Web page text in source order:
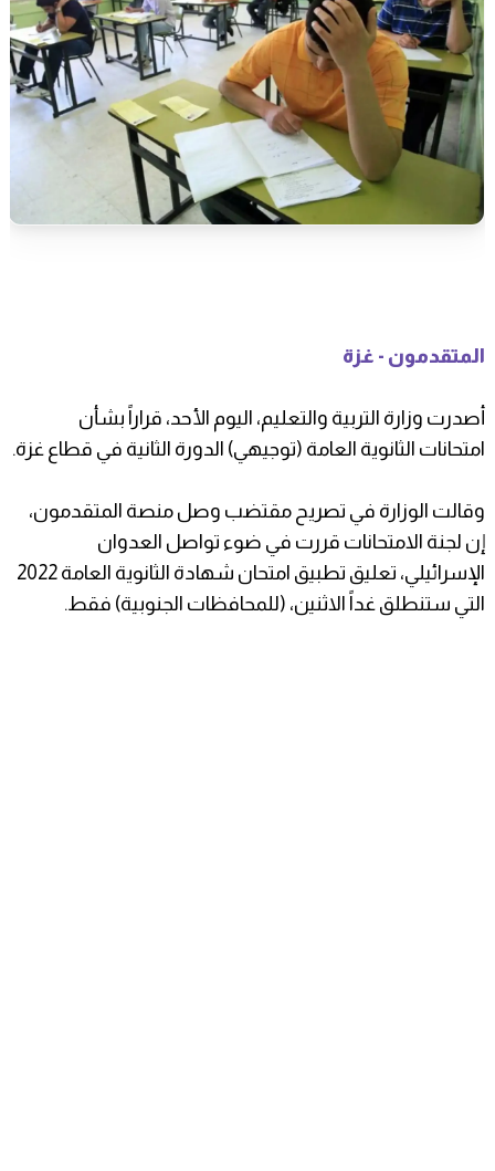
المتقدمون - غزة
أصدرت وزارة التربية والتعليم، اليوم الأحد، قراراً بشأن
امتحانات الثانوية العامة (توجيهي) الدورة الثانية في قطاع غزة.
وقالت الوزارة في تصريح مقتضب وصل منصة المتقدمون،
إن لجنة الامتحانات قررت في ضوء تواصل العدوان
الإسرائيلي، تعليق تطبيق امتحان شهادة الثانوية العامة 2022
التي ستنطلق غداً الاثنين، (للمحافظات الجنوبية) فقط.